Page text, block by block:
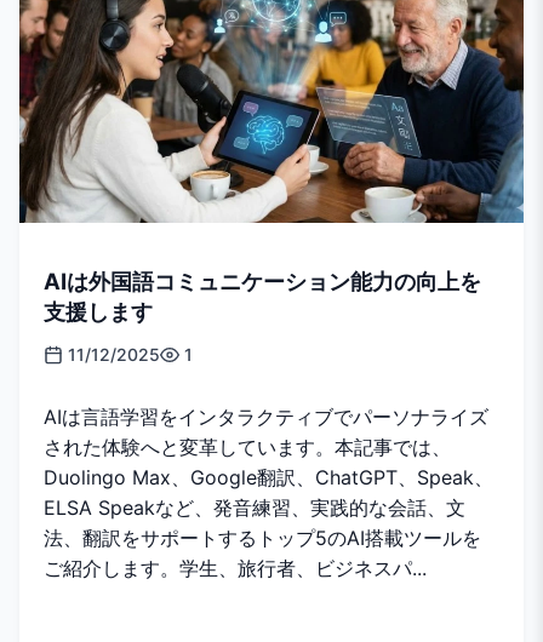
AIは外国語コミュニケーション能力の向上を
支援します
11/12/2025 1
AIは言語学習をインタラクティブでパーソナライズ
された体験へと変革しています。本記事では、
Duolingo Max、Google翻訳、ChatGPT、Speak、
ELSA Speakなど、発音練習、実践的な会話、文
法、翻訳をサポートするトップ5のAI搭載ツールを
ご紹介します。学生、旅行者、ビジネスパ...